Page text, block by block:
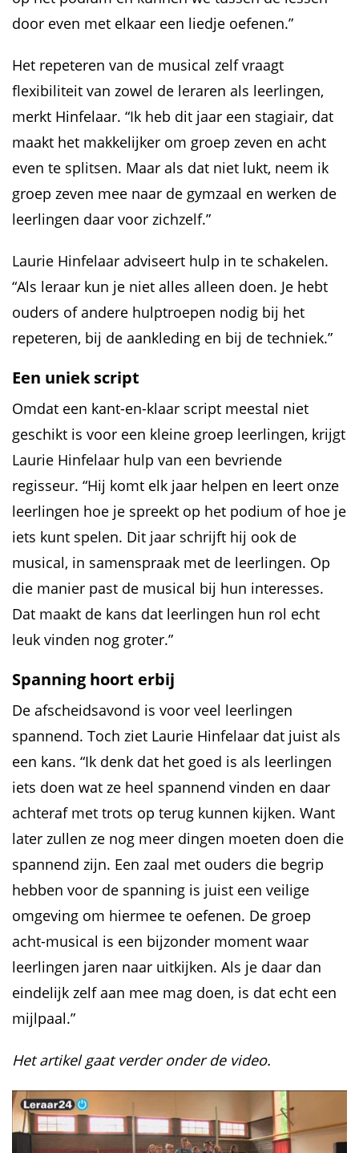
door even met elkaar een liedje oefenen.”
Het repeteren van de musical zelf vraagt
flexibiliteit van zowel de leraren als leerlingen,
merkt Hinfelaar. “Ik heb dit jaar een stagiair, dat
maakt het makkelijker om groep zeven en acht
even te splitsen. Maar als dat niet lukt, neem ik
groep zeven mee naar de gymzaal en werken de
leerlingen daar voor zichzelf.”
Laurie Hinfelaar adviseert hulp in te schakelen.
“Als leraar kun je niet alles alleen doen. Je hebt
ouders of andere hulptroepen nodig bij het
repeteren, bij de aankleding en bij de techniek.”
Een uniek script
Omdat een kant-en-klaar script meestal niet
geschikt is voor een kleine groep leerlingen, krijgt
Laurie Hinfelaar hulp van een bevriende
regisseur. “Hij komt elk jaar helpen en leert onze
leerlingen hoe je spreekt op het podium of hoe je
iets kunt spelen. Dit jaar schrijft hij ook de
musical, in samenspraak met de leerlingen. Op
die manier past de musical bij hun interesses.
Dat maakt de kans dat leerlingen hun rol echt
leuk vinden nog groter.”
Spanning hoort erbij
De afscheidsavond is voor veel leerlingen
spannend. Toch ziet Laurie Hinfelaar dat juist als
een kans. “Ik denk dat het goed is als leerlingen
iets doen wat ze heel spannend vinden en daar
achteraf met trots op terug kunnen kijken. Want
later zullen ze nog meer dingen moeten doen die
spannend zijn. Een zaal met ouders die begrip
hebben voor de spanning is juist een veilige
omgeving om hiermee te oefenen. De groep
acht-musical is een bijzonder moment waar
leerlingen jaren naar uitkijken. Als je daar dan
eindelijk zelf aan mee mag doen, is dat echt een
mijlpaal.”
Het artikel gaat verder onder de video.